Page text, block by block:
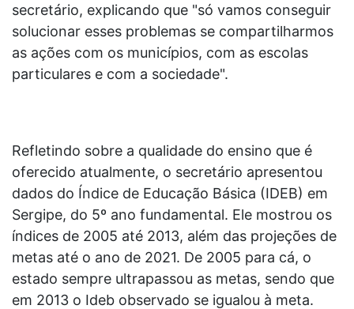
secretário, explicando que "só vamos conseguir
solucionar esses problemas se compartilharmos
as ações com os municípios, com as escolas
particulares e com a sociedade".
Refletindo sobre a qualidade do ensino que é
oferecido atualmente, o secretário apresentou
dados do Índice de Educação Básica (IDEB) em
Sergipe, do 5º ano fundamental. Ele mostrou os
índices de 2005 até 2013, além das projeções de
metas até o ano de 2021. De 2005 para cá, o
estado sempre ultrapassou as metas, sendo que
em 2013 o Ideb observado se igualou à meta.